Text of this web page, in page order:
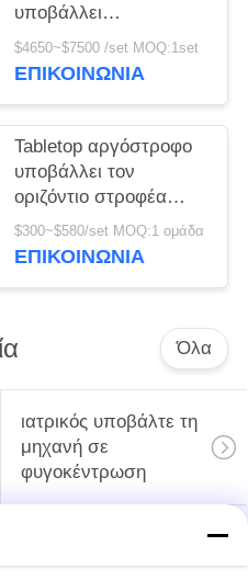
υποβάλλει
αργόστροφο 5000r/Min
με το στροφέα
$4650~$7500 /set MOQ:1set
ΕΠΙΚΟΙΝΩΝΊΑ
Tabletop αργόστροφο
υποβάλλει τον
οριζόντιο στροφέα
12x15ml l420-α
4200rpm σε
$300~$580/set MOQ:1 ομάδα
ΕΠΙΚΟΙΝΩΝΊΑ
Όλα
ιατρικός υποβάλτε τη
μηχανή σε
φυγοκέντρωση
υποβάλτε τη μηχανή